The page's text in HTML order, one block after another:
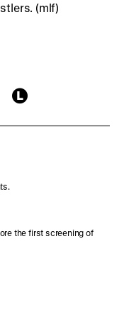
(mlf)
To
the first screening of